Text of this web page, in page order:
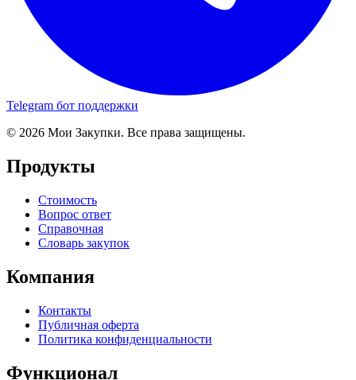
Telegram бот поддержки
© 2026 Мои Закупки. Все права защищены.
Продукты
Стоимость
Вопрос ответ
Справочная
Словарь закупок
Компания
Контакты
Публичная оферта
Политика конфиденциальности
Функционал